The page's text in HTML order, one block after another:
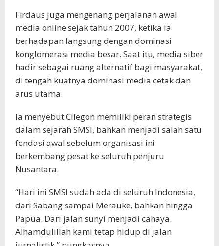
Firdaus juga mengenang perjalanan awal
media online sejak tahun 2007, ketika ia
berhadapan langsung dengan dominasi
konglomerasi media besar. Saat itu, media siber
hadir sebagai ruang alternatif bagi masyarakat,
di tengah kuatnya dominasi media cetak dan
arus utama.
Ia menyebut Cilegon memiliki peran strategis
dalam sejarah SMSI, bahkan menjadi salah satu
fondasi awal sebelum organisasi ini
berkembang pesat ke seluruh penjuru
Nusantara.
“Hari ini SMSI sudah ada di seluruh Indonesia,
dari Sabang sampai Merauke, bahkan hingga
Papua. Dari jalan sunyi menjadi cahaya.
Alhamdulillah kami tetap hidup di jalan